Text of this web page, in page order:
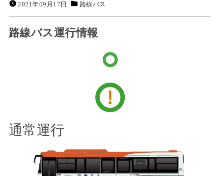
2021年09月17日 路線バス
路線バス運行情報
通常運行